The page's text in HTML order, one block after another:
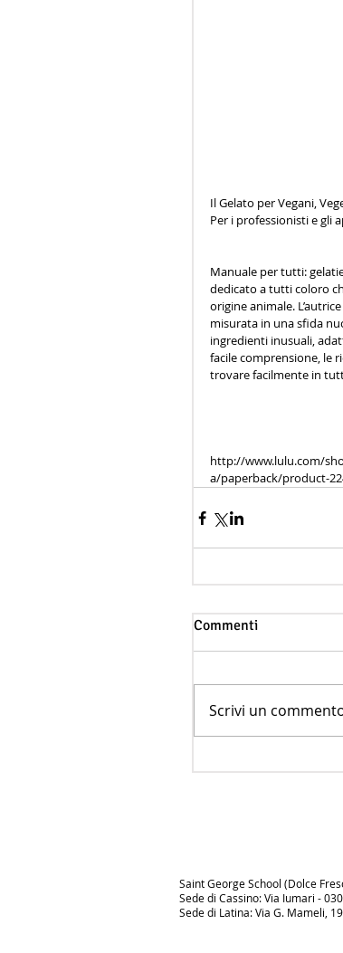
Il Gelato per Vegani,
Per i professionisti e gli
Manuale per tutti:
dedicato a tutti coloro
origine animale.
misurata in una sfida
ingredienti inusuali,
facile comprensione, le
trovare facilmente in
http://www.lulu.com/
a/paperback/product-
Commenti
Scrivi un
Saint George School (Dolce
Sede di Cassino: Via Iumari -
Sede di Latina: Via G. Mameli,